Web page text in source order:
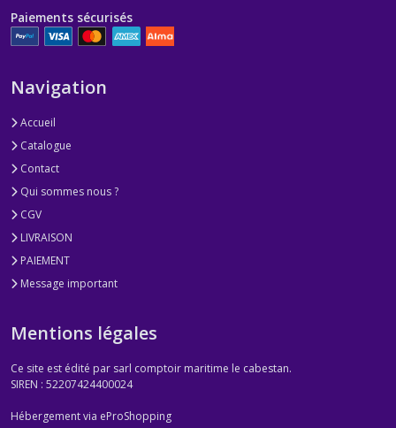
Paiements sécurisés
Navigation
Accueil
Catalogue
Contact
Qui sommes nous ?
CGV
LIVRAISON
PAIEMENT
Message important
Mentions légales
Ce site est édité par sarl comptoir maritime le cabestan.
SIREN : 52207424400024
Hébergement via eProShopping